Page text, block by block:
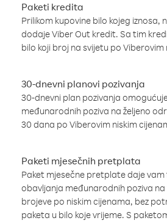
Paketi kredita
Prilikom kupovine bilo kojeg iznosa,
dodaje Viber Out kredit. Sa tim
bilo koji broj na svijetu po Viberovim
30-dnevni planovi pozivanja
30-dnevni plan pozivanja
međunarodnih poziva na željeno
30 dana po Viberovim niskim
Paketi mjesečnih pretplata
Paket mjesečne pretplate daje
obavljanja međunarodnih poziva na
brojeve po niskim cijenama, bez
paketa u bilo koje vrijeme. S